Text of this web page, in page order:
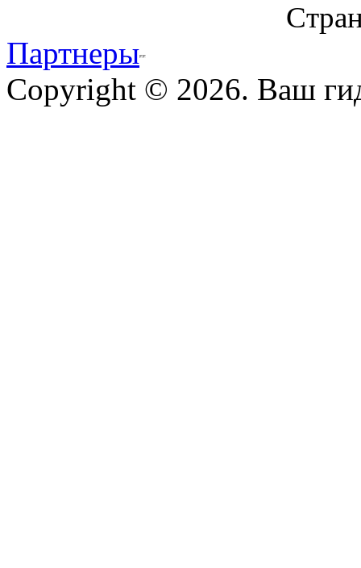
Партнеры
Copyright © 2026. Ваш